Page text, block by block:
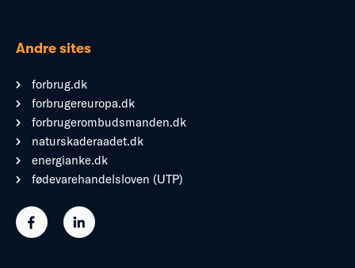
Andre sites
forbrug.dk
forbrugereuropa.dk
forbrugerombudsmanden.dk
naturskaderaadet.dk
energianke.dk
fødevarehandelsloven (UTP)